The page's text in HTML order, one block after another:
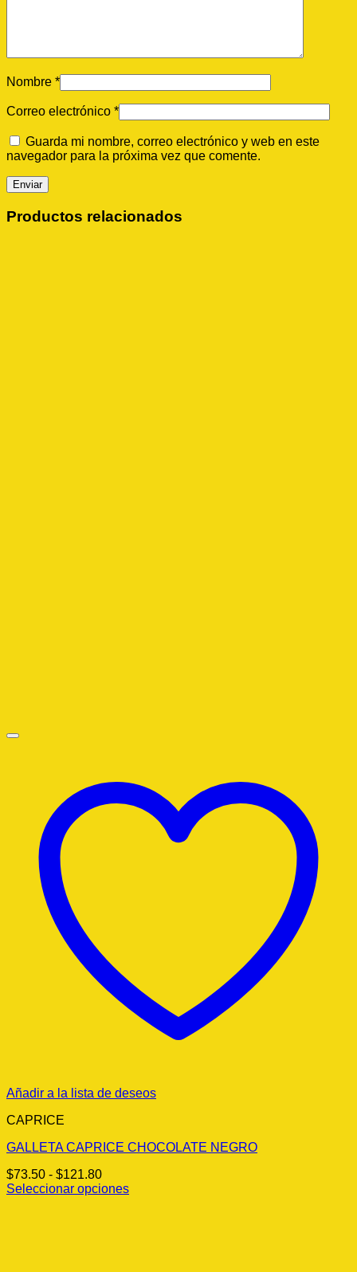
Nombre *
Correo electrónico *
Guarda mi nombre, correo electrónico y web en este
navegador para la próxima vez que comente.
Productos relacionados
Añadir a la lista de deseos
CAPRICE
GALLETA CAPRICE CHOCOLATE NEGRO
$73.50 - $121.80Rango
de
Seleccionar opciones